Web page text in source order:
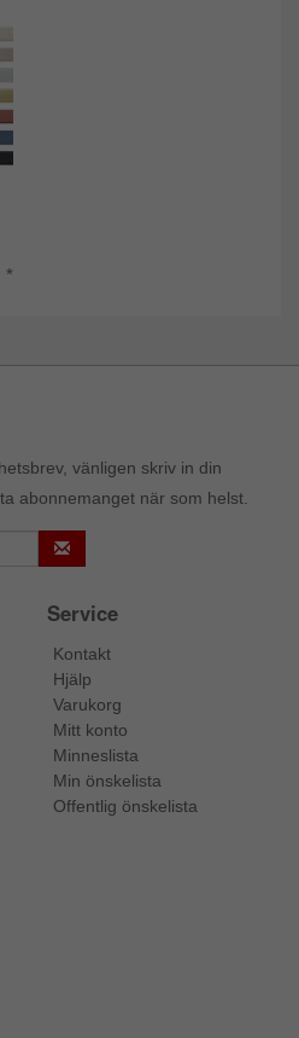
*
vänligen skriv in din
abonnemanget när som helst.
Service
Kontakt
Hjälp
Varukorg
Mitt konto
Minneslista
Min önskelista
Offentlig önskelista